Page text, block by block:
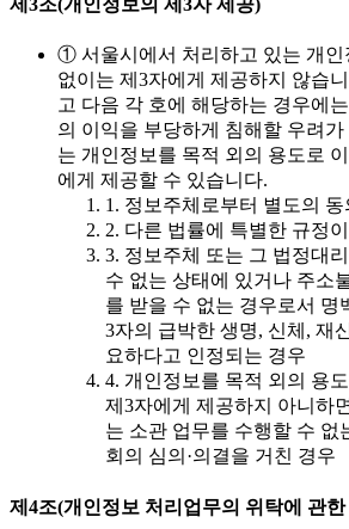
제3조(개인정보의 제3자 제공)
① 서울시에서 처리하고 있는 개인
없이는 제3자에게 제공하지 않습
고 다음 각 호에 해당하는 경우에
의 이익을 부당하게 침해할 우려
는 개인정보를 목적 외의 용도로
에게 제공할 수 있습니다.
1. 정보주체로부터 별도의
2. 다른 법률에 특별한 규정
3. 정보주체 또는 그 법정대
수 없는 상태에 있거나 주소
를 받을 수 없는 경우로서 명
3자의 급박한 생명, 신체, 재
요하다고 인정되는 경우
4. 개인정보를 목적 외의 용
제3자에게 제공하지 아니하
는 소관 업무를 수행할 수 없
회의 심의·의결을 거친 경우
제4조(개인정보 처리업무의 위탁에 관